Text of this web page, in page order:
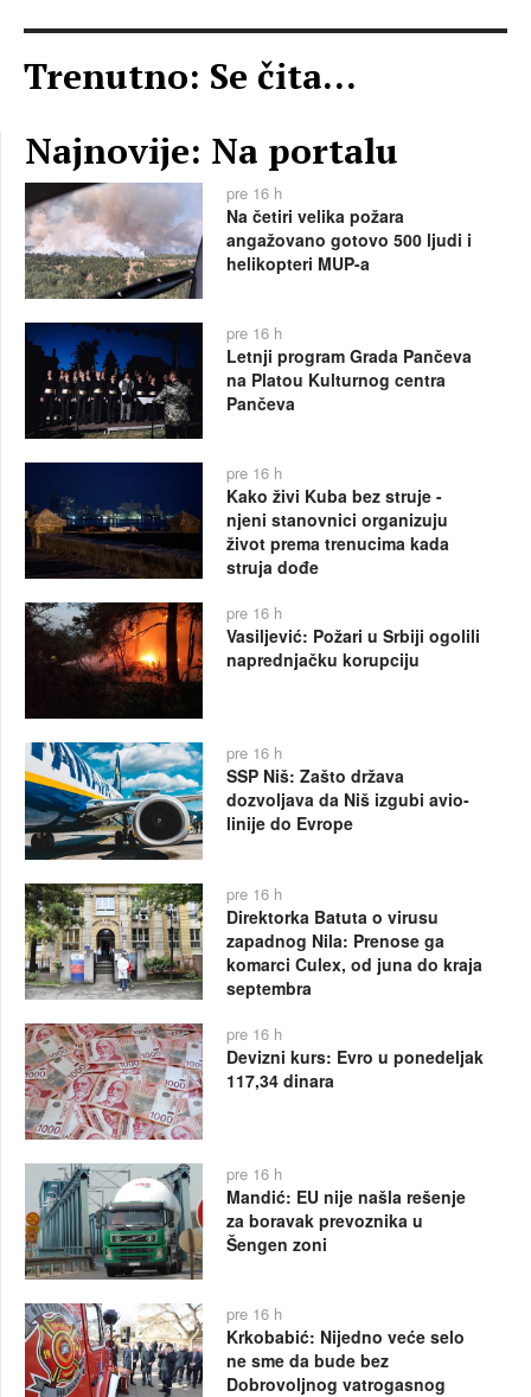
Trenutno: Se čita...
Najnovije: Na portalu
pre 16 h
Na četiri velika požara
angažovano gotovo 500 ljudi i
helikopteri MUP-a
pre 16 h
Letnji program Grada Pančeva
na Platou Kulturnog centra
Pančeva
pre 16 h
Kako živi Kuba bez struje -
njeni stanovnici organizuju
život prema trenucima kada
struja dođe
pre 16 h
Vasiljević: Požari u Srbiji ogolili
naprednjačku korupciju
pre 16 h
SSP Niš: Zašto država
dozvoljava da Niš izgubi avio-
linije do Evrope
pre 16 h
Direktorka Batuta o virusu
zapadnog Nila: Prenose ga
komarci Culex, od juna do kraja
septembra
pre 16 h
Devizni kurs: Evro u ponedeljak
117,34 dinara
pre 16 h
Mandić: EU nije našla rešenje
za boravak prevoznika u
Šengen zoni
pre 16 h
Krkobabić: Nijedno veće selo
ne sme da bude bez
Dobrovoljnog vatrogasnog